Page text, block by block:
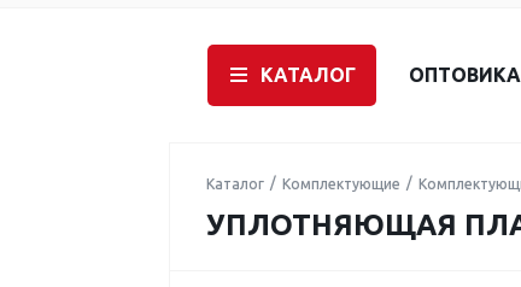
КАТАЛОГ
Каталог Комплектующие
УПЛОТНЯЮЩАЯ